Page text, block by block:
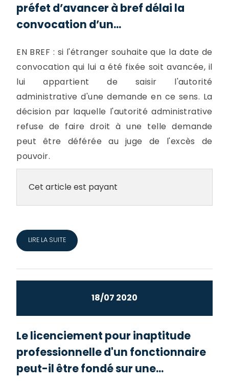
préfet d’avancer à bref délai la
convocation d’un...
EN BREF : si l'étranger souhaite que la date de
convocation qui lui a été fixée soit avancée, il
lui appartient de saisir l'autorité
administrative d'une demande en ce sens. La
décision par laquelle l'autorité administrative
refuse de faire droit à une telle demande
peut être déférée au juge de l'excès de
pouvoir.
Cet article est payant
LIRE LA SUITE
18/07 2020
Le licenciement pour inaptitude
professionnelle d'un fonctionnaire
peut-il être fondé sur une...